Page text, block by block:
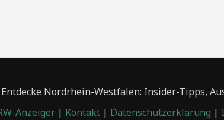
Nordrhein-Westfalen: Insider-Tipps,
Anzeiger | Kontakt | Datenschutzerklärung |